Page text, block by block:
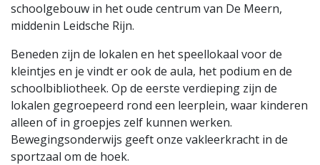
schoolgebouw in het oude centrum van De Meern,
middenin Leidsche Rijn.
Beneden zijn de lokalen en het speellokaal voor de
kleintjes en je vindt er ook de aula, het podium en de
schoolbibliotheek. Op de eerste verdieping zijn de
lokalen gegroepeerd rond een leerplein, waar kinderen
alleen of in groepjes zelf kunnen werken.
Bewegingsonderwijs geeft onze vakleerkracht in de
sportzaal om de hoek.